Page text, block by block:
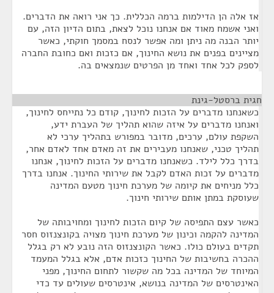
אז אלה הן הדילמות ברמה הכללית. כך אני רואה את הדברים.
ואני אשמח מאוד אם אנחנו נוכל לצאת, בתום הדיון הזה, עם
יותר הבנה מה ניתן ומה אפשר לנסח במסמך חוקתי, כאשר
מציינים בפנים את נושא החינוך, אם כזכות ואם כחובת החברה
לספק לכל אחד ואחד מן הפרטים שנמצאים בה.
חגית ברסטל-גינת
כשאנחנו מדברים על הזכות לחינוך, קודם כל נתייחס לחינוך,
ואנחנו מדברים על איזה שהוא תהליך של העברת ידע,
השקפת עולם, ערכים, מדובר במפורש בתהליך ערכי לא
תהליך טכני, שאנחנו מעבירים את זה מאדם אחד לאדם אחר,
בדרך כלל לילד. כשאנחנו מדברים על הזכות לחינוך, אנחנו
מדברים על זכות האדם לקבל את שירותי החינוך. אנחנו בדרך
כלל מניחים את קיומה של מערכת חינוך מטעם המדינה
שעוסקת במתן אותם שירותי חינוך.
כאשר עצם התפיסה של קיום הזכות לחינוך ומחויבותה של
המדינה להקמה וכינון של מערכת חינוך מצויה בקונצנזוס חסר
תקדים בעולם כולו. כאשר הקונצנזוס הזה נובע לא רק בגלל
ההכרה בחשיבות של החינוך כזכות אדם, אלא בגלל המעמד
המיוחד של המדינה בכל מה שקשור לתחום החינוך, מפני
האינטרסים של המדינה בנושא, אינטרסים שעולים עד כדי